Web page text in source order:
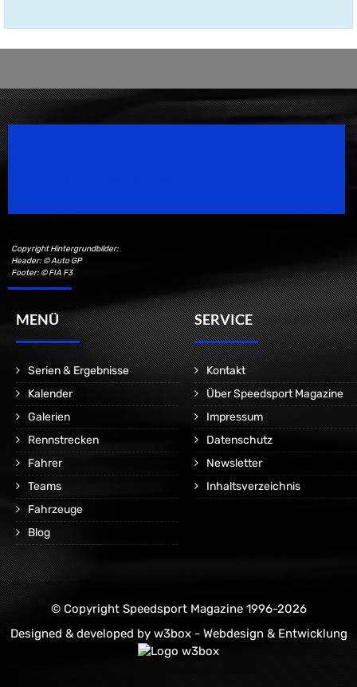
Copyright Hintergrundbilder:
Header: © Auto GP
Footer: © FIA F3
MENÜ
Serien & Ergebnisse
Kalender
Galerien
Rennstrecken
Fahrer
Teams
Fahrzeuge
Blog
SERVICE
Kontakt
Über Speedsport Magazine
Impressum
Datenschutz
Newsletter
Inhaltsverzeichnis
© Copyright Speedsport Magazine 1996-2026
Designed & developed by w3box - Webdesign & Entwicklung